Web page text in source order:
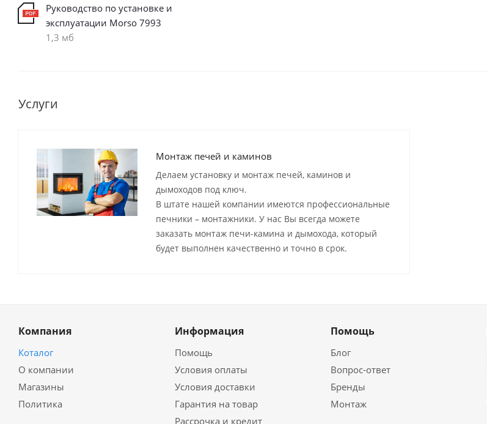
Руководство по установке и
эксплуатации Morso 7993
1,3 мб
Услуги
Монтаж печей и каминов
Делаем установку и монтаж печей, каминов и
дымоходов под ключ.
В штате нашей компании имеются профессиональные
печники – монтажники. У нас Вы всегда можете
заказать монтаж печи-камина и дымохода, который
будет выполнен качественно и точно в срок.
Компания
Коталог
О компании
Магазины
Политика
Информация
Помощь
Условия оплаты
Условия доставки
Гарантия на товар
Рассрочка и кредит
Помощь
Блог
Вопрос-ответ
Бренды
Монтаж